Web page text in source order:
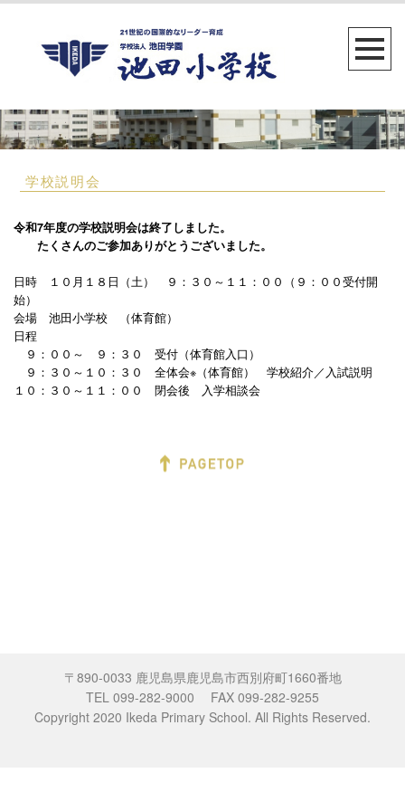
学校説明会
令和7年度の学校説明会は終了しました。
たくさんのご参加ありがとうございました。
日時 １０月１８日（土） ９：３０～１１：００（９：００受付開
始）
会場 池田小学校 （体育館）
日程
９：００～ ９：３０ 受付（体育館入口）
９：３０～１０：３０ 全体会※（体育館） 学校紹介／入試説明
１０：３０～１１：００ 閉会後 入学相談会
〒890-0033 鹿児島県鹿児島市西別府町1660番地
TEL 099-282-9000 FAX 099-282-9255
Copyright 2020 Ikeda Primary School. All Rights Reserved.